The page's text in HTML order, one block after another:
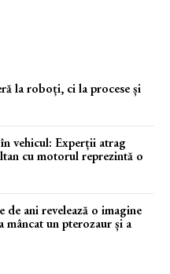
la roboți, ci la procese și
vehicul: Experții atrag
cu motorul reprezintă o
de ani revelează o imagine
un pterozaur și a